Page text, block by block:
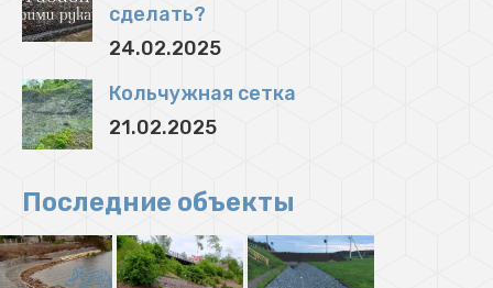
сделать?
24.02.2025
Кольчужная сетка
21.02.2025
Последние объекты